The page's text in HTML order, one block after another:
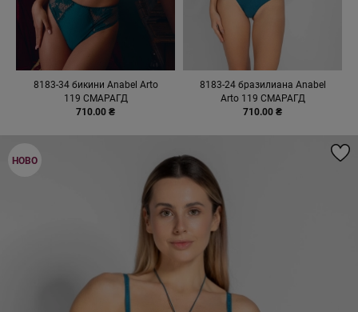
8183-34 бикини Anabel Arto
119 СМАРАГД
710.00 ₴
8183-24 бразилиана Anabel
Arto 119 СМАРАГД
710.00 ₴
НОВО